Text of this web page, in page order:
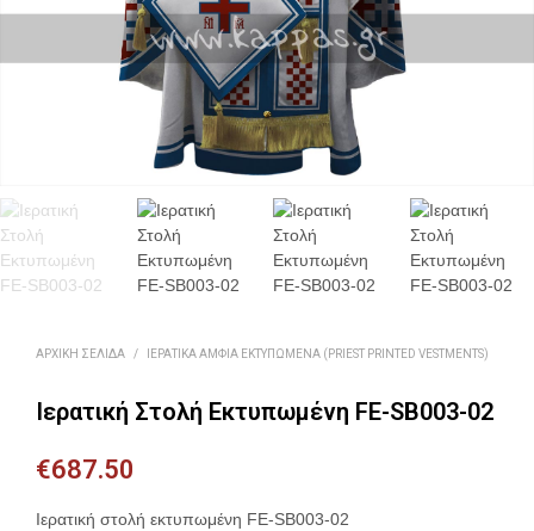
ΑΡΧΙΚΉ ΣΕΛΊΔΑ / ΙΕΡΑΤΙΚΆ ΆΜΦΙΑ ΕΚΤΥΠΩΜΈΝΑ (PRIEST PRINTED VESTMENTS)
Ιερατική Στολή Εκτυπωμένη FE-SB003-02
€687.50
Ιερατική στολή εκτυπωμένη FE-SB003-02